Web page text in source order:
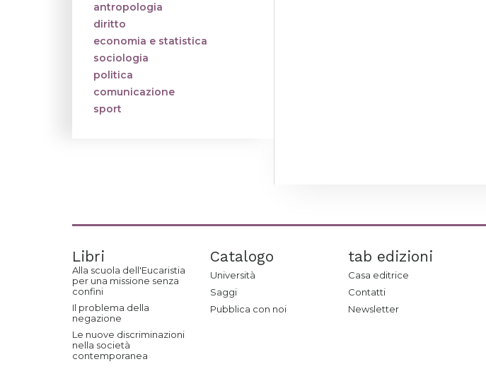
antropologia
diritto
economia e statistica
sociologia
politica
comunicazione
sport
Libri
Alla scuola dell'Eucaristia
per una missione senza
confini
Il problema della
negazione
Le nuove discriminazioni
nella società
contemporanea
Catalogo
Università
Saggi
Pubblica con noi
tab edizioni
Casa editrice
Contatti
Newsletter